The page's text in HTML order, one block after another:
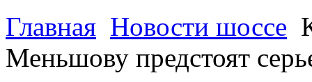
Главная Новости шоссе
Меньшову предстоят